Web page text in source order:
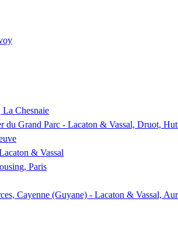
La Chesnaie
du Grand Parc - Lacaton & Vassal, Druot,
& Vassal
Paris
Cayenne (Guyane) - Lacaton & Vassal,